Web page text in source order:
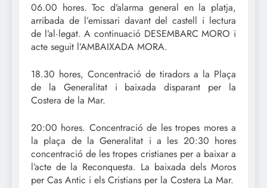
06.00 hores. Toc d’alarma general en la platja,
arribada de l’emissari davant del castell i lectura
de l’al·legat. A continuació DESEMBARC MORO i
acte seguit l’AMBAIXADA MORA.
18.30 hores, Concentració de tiradors a la Plaça
de la Generalitat i baixada disparant per la
Costera de la Mar.
20:00 hores. Concentració de les tropes mores a
la plaça de la Generalitat i a les 20:30 hores
concentració de les tropes cristianes per a baixar a
l’acte de la Reconquesta. La baixada dels Moros
per Cas Antic i els Cristians per la Costera La Mar.